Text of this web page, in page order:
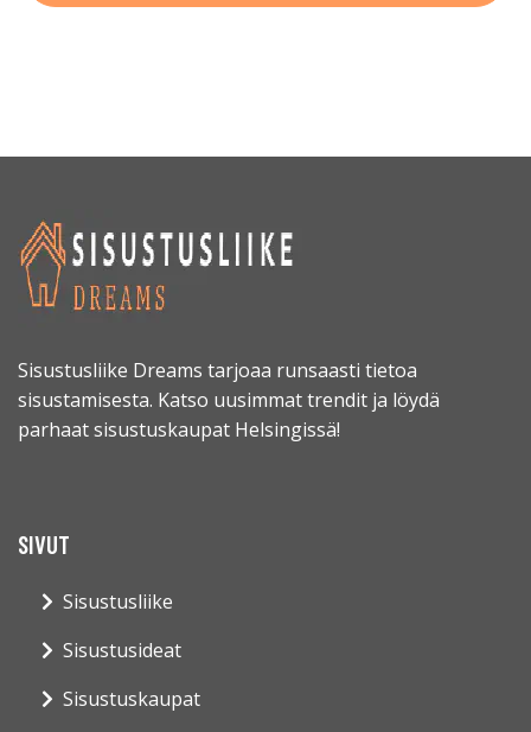
Sisustusliike Dreams tarjoaa runsaasti tietoa
sisustamisesta. Katso uusimmat trendit ja löydä
parhaat sisustuskaupat Helsingissä!
SIVUT
Sisustusliike
Sisustusideat
Sisustuskaupat